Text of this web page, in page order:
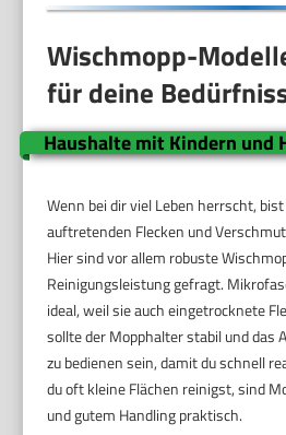
Wischmopp-
für deine
Haushalte mit Kindern und
Wenn bei dir viel Leben herrscht,
auftretenden Flecken und
Hier sind vor allem robuste
Reinigungsleistung gefragt.
ideal, weil sie auch eingetrocknete
sollte der Mopphalter stabil und das
zu bedienen sein, damit du schnell
du oft kleine Flächen reinigst, sind
und gutem Handling praktisch.